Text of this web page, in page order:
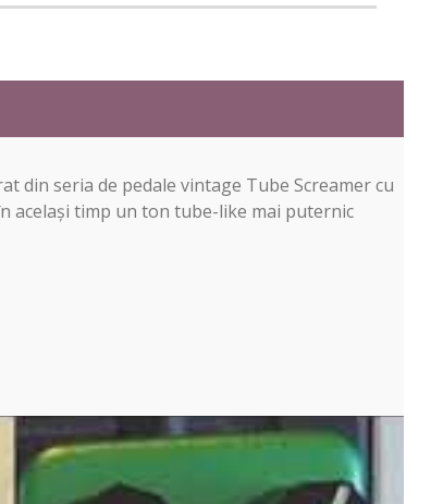
din seria de pedale vintage Tube Screamer cu
același timp un ton tube-like mai puternic